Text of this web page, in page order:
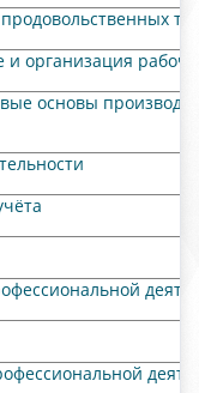
организация
основы